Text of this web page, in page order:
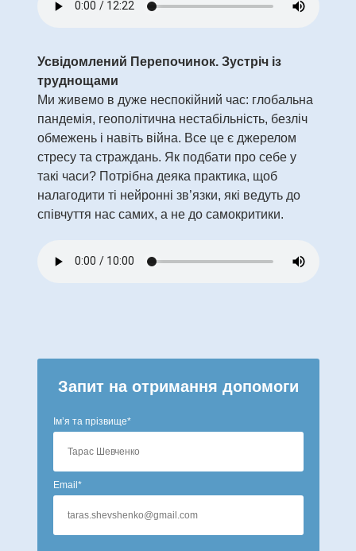
Усвідомлений Перепочинок. Зустріч із
труднощами
Ми живемо в дуже неспокійний час: глобальна
пандемія, геополітична нестабільність, безліч
обмежень і навіть війна. Все це є джерелом
стресу та страждань. Як подбати про себе у
такі часи? Потрібна деяка практика, щоб
налагодити ті нейронні зв’язки, які ведуть до
співчуття нас самих, а не до самокритики.
Запит на отримання допомоги
Імʼя та прізвище*
Email*